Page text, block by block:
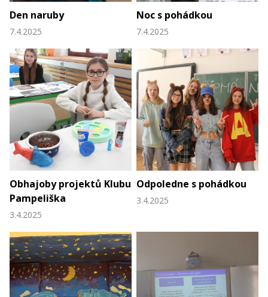
Den naruby
7.4.2025
Noc s pohádkou
7.4.2025
Obhajoby projektů Klubu
Pampeliška
3.4.2025
Odpoledne s pohádkou
3.4.2025